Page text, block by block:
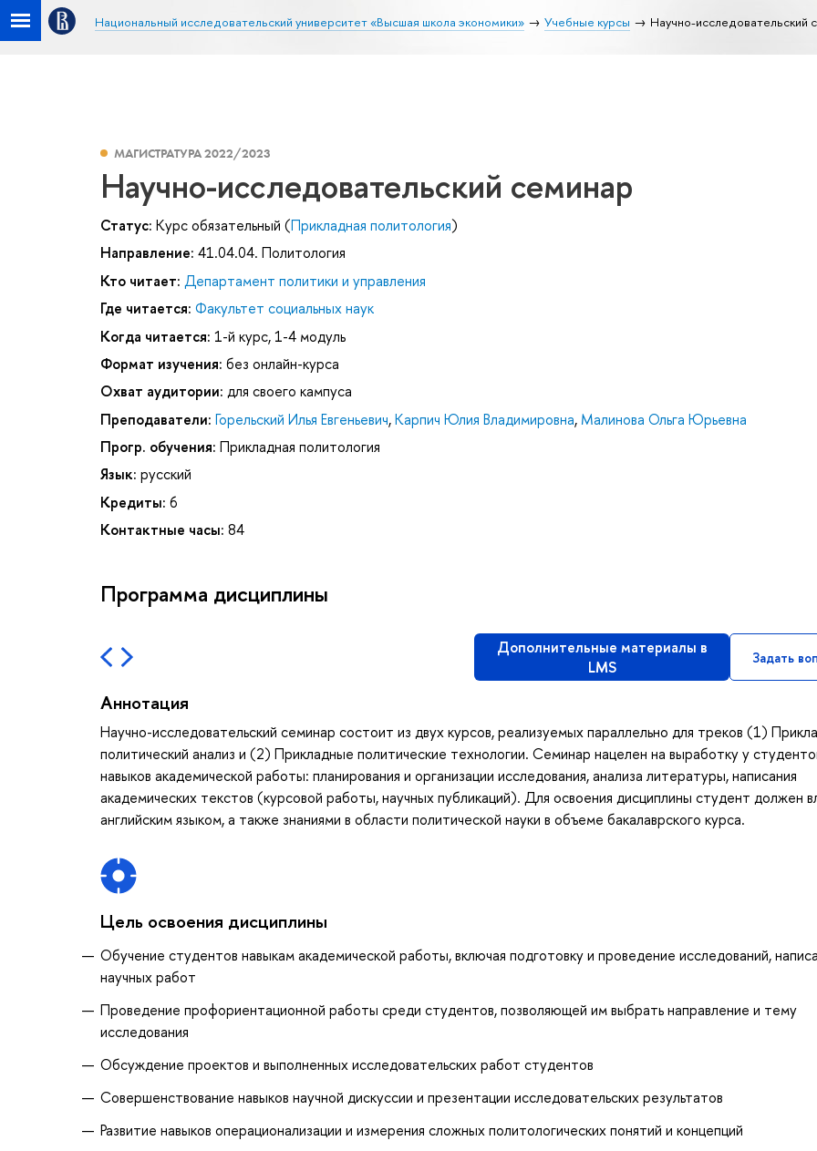
Национальный исследовательский университет «Высшая школа экономики» Учебные курсы Научно-исследовательский
МАГИСТРАТУРА 2022/2023
Научно-исследовательский семинар
Статус: Курс обязательный (Прикладная политология)
Направление: 41.04.04. Политология
Кто читает: Департамент политики и управления
Где читается: Факультет социальных наук
Когда читается: 1-й курс, 1-4 модуль
Формат изучения: без онлайн-курса
Охват аудитории: для своего кампуса
Преподаватели: Горельский Илья Евгеньевич,Карпич Юлия Владимировна, Малинова Ольга Юрьевна
Прогр. обучения: Прикладная политология
Язык: русский
Кредиты: 6
Контактные часы: 84
Программа дисциплины
Дополнительные материалы в
LMS
Задать
Аннотация
Научно-исследовательский семинар состоит из двух курсов, реализуемых параллельно для треков (1)
политический анализ и (2) Прикладные политические технологии. Семинар нацелен на выработку у
навыков академической работы: планирования и организации исследования, анализа литературы, написания
академических текстов (курсовой работы, научных публикаций). Для освоения дисциплины студент должен
английским языком, а также знаниями в области политической науки в объеме бакалаврского курса.
Цель освоения дисциплины
Обучение студентов навыкам академической работы, включая подготовку и проведение исследований,
научных работ
Проведение профориентационной работы среди студентов, позволяющей им выбрать направление и тему
исследования
Обсуждение проектов и выполненных исследовательских работ студентов
Совершенствование навыков научной дискуссии и презентации исследовательских результатов
Развитие навыков операционализации и измерения сложных политологических понятий и концепций